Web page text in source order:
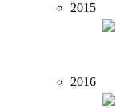
2015
2016